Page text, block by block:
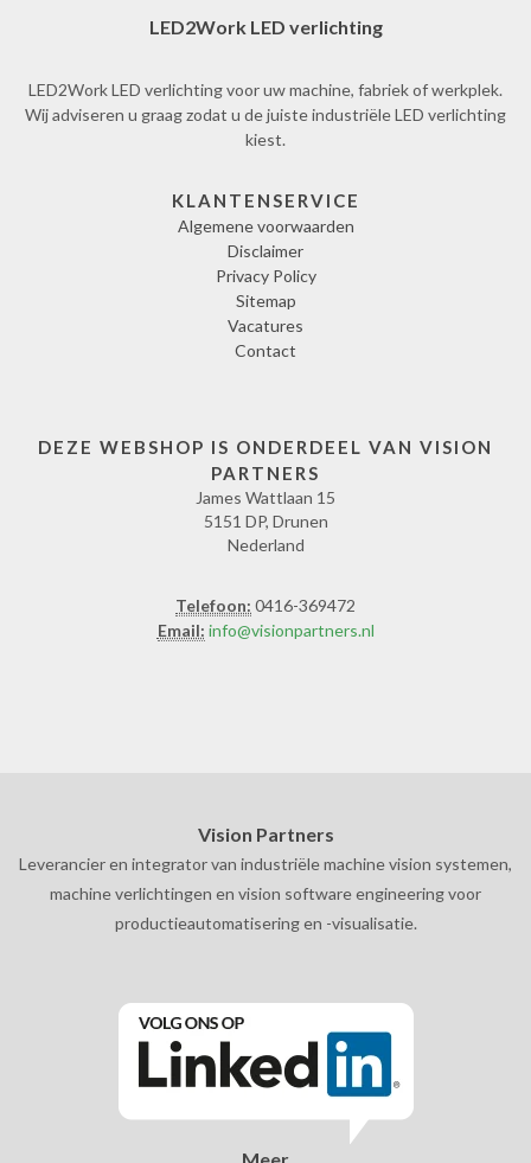
LED2Work LED verlichting
LED2Work LED verlichting voor uw machine, fabriek of werkplek.
Wij adviseren u graag zodat u de juiste industriële LED verlichting
kiest.
KLANTENSERVICE
Algemene voorwaarden
Disclaimer
Privacy Policy
Sitemap
Vacatures
Contact
DEZE WEBSHOP IS ONDERDEEL VAN VISION
PARTNERS
James Wattlaan 15
5151 DP, Drunen
Nederland
Telefoon: 0416-369472
Email: info@visionpartners.nl
Vision Partners
Leverancier en integrator van industriële machine vision systemen,
machine verlichtingen en vision software engineering voor
productieautomatisering en -visualisatie.